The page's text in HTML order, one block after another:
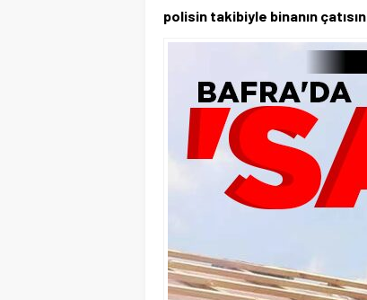
polisin takibiyle binanın